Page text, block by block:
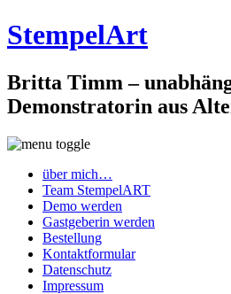
StempelArt
Britta Timm –
Demonstratorin aus
über mich…
Team StempelART
Demo werden
Gastgeberin werden
Bestellung
Kontaktformular
Datenschutz
Impressum